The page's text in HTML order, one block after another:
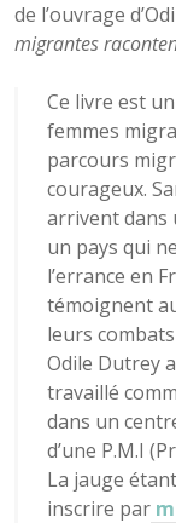
de l’ouvrage
migrantes
Ce livre est
femmes
parcours
courageux.
arrivent dans
un pays qui
l’errance en
témoignent
leurs
Odile Dutrey
travaillé
dans un
d’une P.M.I
La jauge
inscrire par